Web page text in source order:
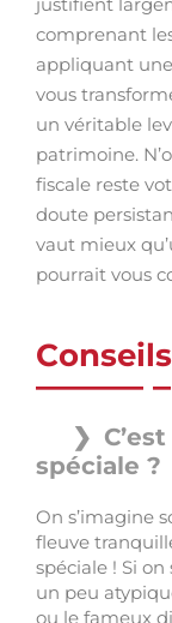
comprenant
appliquant
vous
un véritable
patrimoine.
fiscale reste
doute
vaut mieux
pourrait vous
spéciale ?
On s’imagine
fleuve
spéciale ! Si on
un peu
ou le fameux